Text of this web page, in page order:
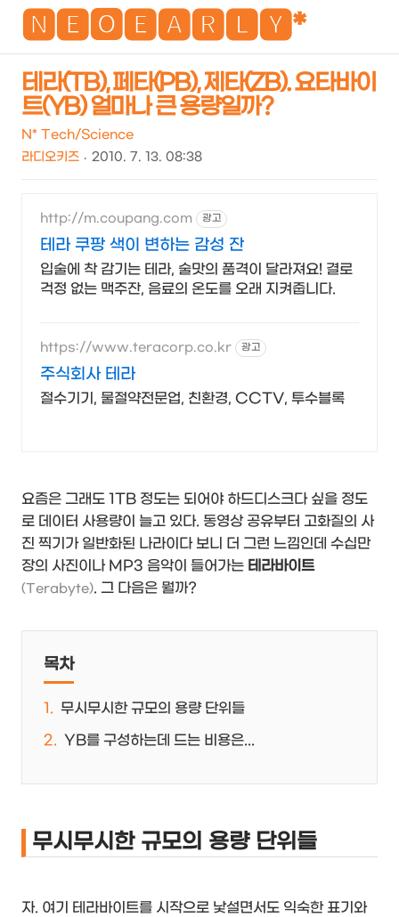
🅽🅴🅾🅴🅰🆁🅻🆈*
테라(TB), 페타(PB), 제타(ZB). 요타바이
트(YB) 얼마나 큰 용량일까?
N* Tech/Science
라디오키즈
2010. 7. 13. 08:38
http://m.coupang.com 광고
테라 쿠팡 색이 변하는 감성 잔
입술에 착 감기는 테라, 술맛의 품격이 달라져요! 결로
걱정 없는 맥주잔, 음료의 온도를 오래 지켜줍니다.
https://www.teracorp.co.kr 광고
주식회사 테라
절수기기, 물절약전문업, 친환경, CCTV, 투수블록
요즘은 그래도 1TB 정도는 되어야 하드디스크다 싶을 정도
로 데이터 사용량이 늘고 있다. 동영상 공유부터 고화질의 사
진 찍기가 일반화된 나라이다 보니 더 그런 느낌인데 수십만
장의 사진이나 MP3 음악이 들어가는 테라바이트
(Terabyte). 그 다음은 뭘까?
목차
무시무시한 규모의 용량 단위들
YB를 구성하는데 드는 비용은...
무시무시한 규모의 용량 단위들
자. 여기 테라바이트를 시작으로 낯설면서도 익숙한 표기와